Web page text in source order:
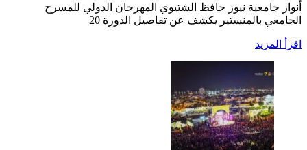
أنوار جامعية نيوز حافظ الشتيوي المهرجان الدولي للمسرح
الجامعي بالمنستير يكشف عن تفاصيل الدورة 20
اقرأ المزيد